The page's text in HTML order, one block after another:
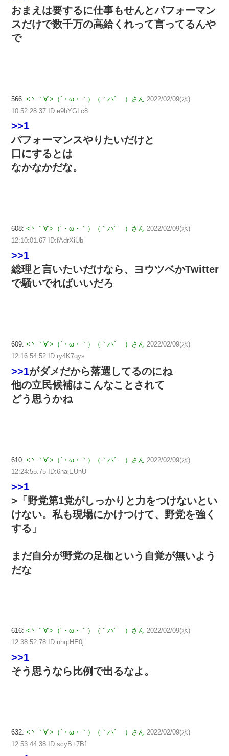
おまえは要するに仕事もせんとパフォーマン
スだけで数千万の高給くれって言ってるんや
で
566: <丶｀∀´>（´・ω・｀）（｀ハ´ ）さん 2022/02/09(水)
10:52:28.37 ID:e9hYGLc8
>>1
パフォーマンスやりたいだけと
口にするとは
なかなかだな。
608: <丶｀∀´>（´・ω・｀）（｀ハ´ ）さん 2022/02/09(水)
12:10:01.67 ID:fAdrXiUb
>>1
総理と言いたいだけなら、ヨウツベかTwitter
で騒いでればいいだろ
609: <丶｀∀´>（´・ω・｀）（｀ハ´ ）さん 2022/02/09(水)
12:16:54.52 ID:ry4K7qys
>>1がダメだから落選してるのにね
他の立民候補はこんなことされて
どう思うかね
610: <丶｀∀´>（´・ω・｀）（｀ハ´ ）さん 2022/02/09(水)
12:24:55.75 ID:6naiEUnU
>>1
>「野党第1党がしっかりと力をつけないとい
けない。私も現場にかけつけて、野党を強く
する」
まだ自分が野党の足枷という自覚が無いよう
だな
616: <丶｀∀´>（´・ω・｀）（｀ハ´ ）さん 2022/02/09(水)
12:38:52.78 ID:nhqtHE0j
>>1
そう思うなら比例で出るなよ。
632: <丶｀∀´>（´・ω・｀）（｀ハ´ ）さん 2022/02/09(水)
12:53:44.38 ID:scyB+7Bf